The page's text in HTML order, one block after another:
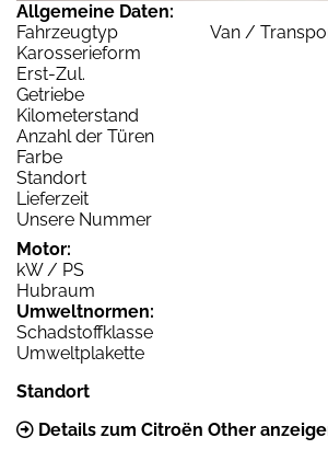
Allgemeine Daten:
Fahrzeugtyp
Van /
Karosserieform
Erst-Zul.
Getriebe
Kilometerstand
Anzahl der Türen
Farbe
Standort
Lieferzeit
Unsere Nummer
Motor:
kW / PS
Hubraum
Umweltnormen:
Schadstoffklasse
Umweltplakette
Standort
Details zum Citroën Other